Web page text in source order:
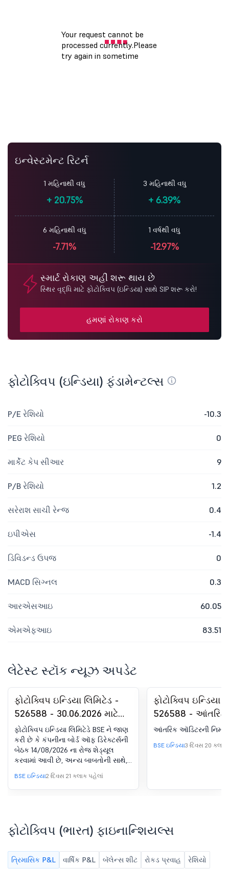
ઇન્વેસ્ટમેન્ટ રિટર્ન
1 મહિનાથી વધુ
+20.75%
3 મહિનાથી વધુ
+ 6.39%
6 મહિનાથી વધુ
-7.71%
1 વર્ષથી વધુ
-12.97%
સ્માર્ટ રોકાણ અહીં શરૂ થાય છે
સ્થિર વૃદ્ધિ માટે ફોટોક્વિપ (ઇન્ડિયા) સાથે SIP શરૂ કરો!
હમણાં રોકાણ કરો
ફોટોક્વિપ (ઇન્ડિયા) ફંડામેન્ટલ્સ
P/E રેશિયો -10.3
PEG રેશિયો 0
માર્કેટ કેપ સીઆર 9
P/B રેશિયો 1.2
સરેરાશ સાચી રેન્જ 0.4
ઇપીએસ -1.4
ડિવિડન્ડ ઉપજ 0
MACD સિગ્નલ 0.3
આરએસઆઇ 60.05
એમએફઆઇ 83.51
લેટેસ્ટ સ્ટૉક ન્યૂઝ અપડેટ
ફોટોક્વિપ ઇન્ડિયા લિમિટેડ -
526588 - 30.06.2026 માટે
ઑડિટ ન કરેલા ફાઇનાન્શિયલ
પરિણામો માટે બોર્ડ મીટિંગની
સૂચના
ફોટોક્વિપ ઇન્ડિયા લિમિટેડે BSE ને જાણ
કરી છે કે કંપનીના બોર્ડ ઑફ ડિરેક્ટર્સની
બેઠક 14/08/2026 ના રોજ શેડ્યૂલ
કરવામાં આવી છે, અન્ય બાબતોની સાથે,
30 જૂન 2026 ના રોજ સમાપ્ત થયેલ
પ્રથમ ત્રિમાસિક માટે ઑડિટ ન કરેલા
ફાઇનાન્શિયલ પરિણામોને ધ્યાનમાં લેવા
BSE ઇન્ડિયા2 દિવસ 21 કલાક પહેલાં
ફોટોક્વિપ ઇન્ડિયા
526588 - આંતરિક
નિમણૂક
આંતરિક ઑડિટરની
BSE ઇન્ડિયા3 દિવસ 20
ફોટોક્વિપ (ભારત) ફાઇનાન્શિયલ્સ
ત્રિમાસિક P&L વાર્ષિક P&L બૅલેન્સ શીટ રોકડ પ્રવાહ રેશિયો